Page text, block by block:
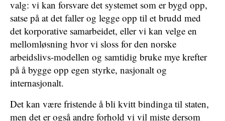
valg: vi kan forsvare det systemet som er bygd opp,
satse på at det faller og legge opp til et brudd med
det korporative samarbeidet, eller vi kan velge en
mellomløsning hvor vi sloss for den norske
arbeidslivs-modellen og samtidig bruke mye krefter
på å bygge opp egen styrke, nasjonalt og
internasjonalt.
Det kan være fristende å bli kvitt bindinga til staten,
men det er også andre forhold vi vil miste dersom